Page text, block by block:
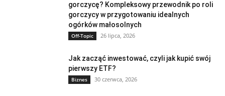
gorczycę? Kompleksowy przewodnik po roli
gorczycy w przygotowaniu idealnych
ogórków małosolnych
Off-Topic 26 lipca, 2026
Jak zacząć inwestować, czyli jak kupić swój
pierwszy ETF?
Biznes 30 czerwca, 2026